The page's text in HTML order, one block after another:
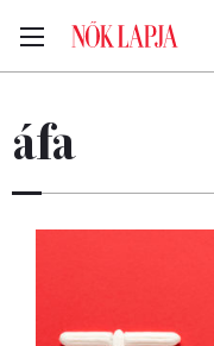
áfa